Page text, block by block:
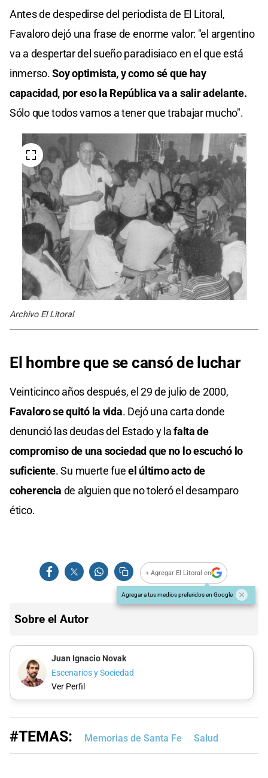
Antes de despedirse del periodista de El Litoral,
Favaloro dejó una frase de enorme valor: "el argentino
va a despertar del sueño paradisiaco en el que está
inmerso.Soy optimista, y como sé que hay
capacidad, por eso la República va a salir adelante.
Sólo que todos vamos a tener que trabajar mucho".
Archivo El Litoral
El hombre que se cansó de luchar
Veinticinco años después, el 29 de julio de 2000,
Favaloro se quitó la vida. Dejó una carta donde
denunció las deudas del Estado y lafalta de
compromiso de una sociedad que no lo escuchó lo
suficiente. Su muerte fueel último acto de
coherencia de alguien que no toleró el desamparo
ético.
+ Agregar El Litoral en
Agregar a tus medios preferidos en Google
Sobre el Autor
Juan Ignacio Novak
Escenarios y Sociedad
Ver Perfil
#TEMAS: Memorias de Santa Fe Salud